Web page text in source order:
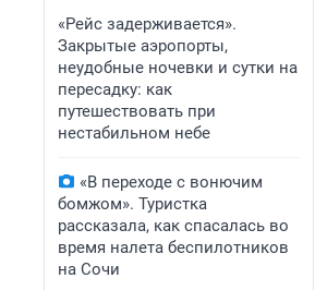
«Рейс задерживается».
Закрытые аэропорты,
неудобные ночевки и сутки на
пересадку: как
путешествовать при
нестабильном небе
«В переходе с вонючим
бомжом». Туристка
рассказала, как спасалась во
время налета беспилотников
на Сочи